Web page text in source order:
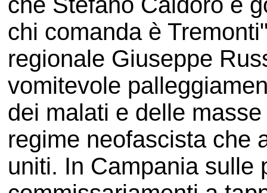
chi comanda è
regionale Giuseppe
vomitevole
dei malati e delle
regime neofascista che
uniti. In Campania sulle